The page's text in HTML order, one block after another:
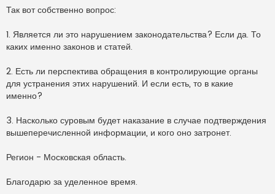
Так вот собственно вопрос:
1. Является ли это нарушением законодательства? Если да. То
каких именно законов и статей.
2. Есть ли перспектива обращения в контролирующие органы
для устранения этих нарушений. И если есть, то в какие
именно?
3. Насколько суровым будет наказание в случае подтверждения
вышеперечисленной информации, и кого оно затронет.
Регион - Московская область.
Благодарю за уделенное время.